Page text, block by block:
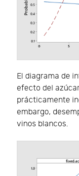
El diagrama de
efecto del
prácticamente
embargo,
vinos blancos.